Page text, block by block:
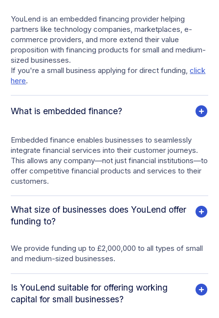
YouLend is an embedded financing provider helping
partners like technology companies, marketplaces, e-
commerce providers, and more extend their value
proposition with financing products for small and medium-
sized businesses.
If you're a small business applying for direct funding,click
here.
What is embedded finance?
Embedded finance enables businesses to seamlessly
integrate financial services into their customer journeys.
This allows any company—not just financial institutions—to
offer competitive financial products and services to their
customers.
What size of businesses does YouLend offer
funding to?
We provide funding up to £2,000,000 to all types of small
and medium-sized businesses.
Is YouLend suitable for offering working
capital for small businesses?